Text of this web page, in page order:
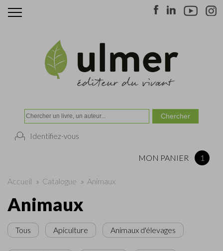
Identifiez-vous
MON PANIER 1
Accueil » Catalogue » Animaux
Animaux
Tous Apiculture Animaux d'élevages